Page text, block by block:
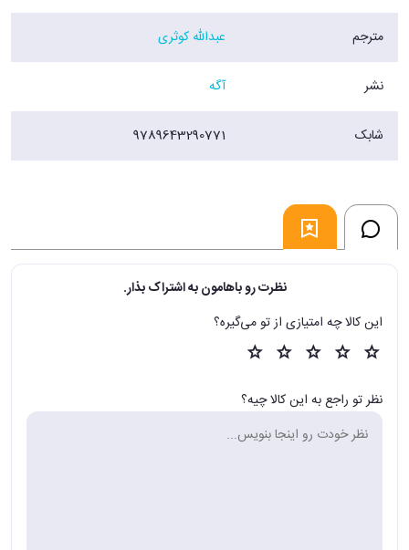
مترجم عبدالله کوثری
نشر آگه
شابک 9789643290771
نظرت رو باهامون به اشتراک بذار.
این کالا چه امتیازی از تو می‌گیره؟
نظر تو راجع به این کالا چیه؟